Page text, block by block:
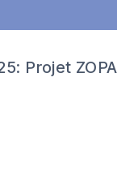
Projet